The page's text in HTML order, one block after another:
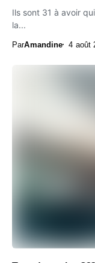
Ils sont 31 à avoir
la...
ParAmandine 4 août